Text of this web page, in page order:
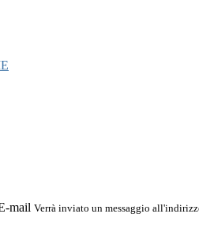
mail Verrà inviato un messaggio